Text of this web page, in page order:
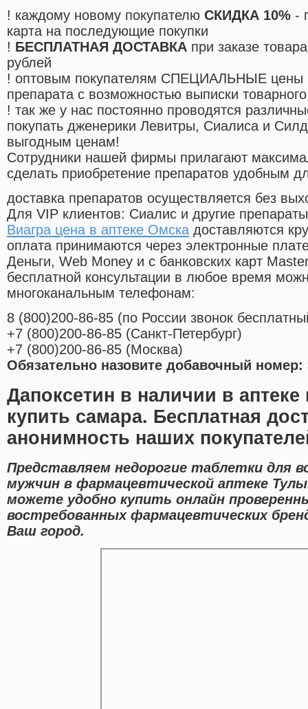
! каждому новому покупателю СКИДКА 10% -
карта на последующие покупки
! БЕСПЛАТНАЯ ДОСТАВКА при заказе
рублей
! оптовым покупателям СПЕЦИАЛЬНЫЕ цены
препарата с возможностью выписки
! так же у нас постоянно проводятся
покупать дженерики Левитры, Сиалиса и
выгодным ценам!
Cотрудники нашей фирмы прилагают
сделать приобретение препаратов удобным
доставка препаратов осуществляется без
Для VIP клиентов: Сиалис и другие
Виагра цена в аптеке Омска доставляются
оплата принимаются через электронные
Деньги, Web Money и с банковских карт
бесплатной консультации в любое время
многоканальным телефонам:
8 (800)200-86-85 (по России звонок
+7 (800)200-86-85 (Санкт-Петербург)
+7 (800)200-86-85 (Москва)
Обязательно назовите добавочный номер:
Дапоксетин в наличии в аптеке
купить самара. Бесплатная
анонимность наших
Представляем недорогие таблетки для
мужчин в фармацевтической аптеке
можете удобно купить онлайн
востребованных фармацевтических
Ваш город.